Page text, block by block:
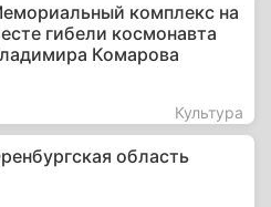
комплекс на
гибели космонавта
Комарова
Культура
область